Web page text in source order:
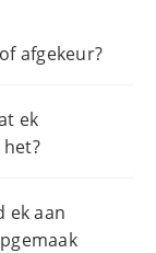
afgekeur?
ek
ek aan